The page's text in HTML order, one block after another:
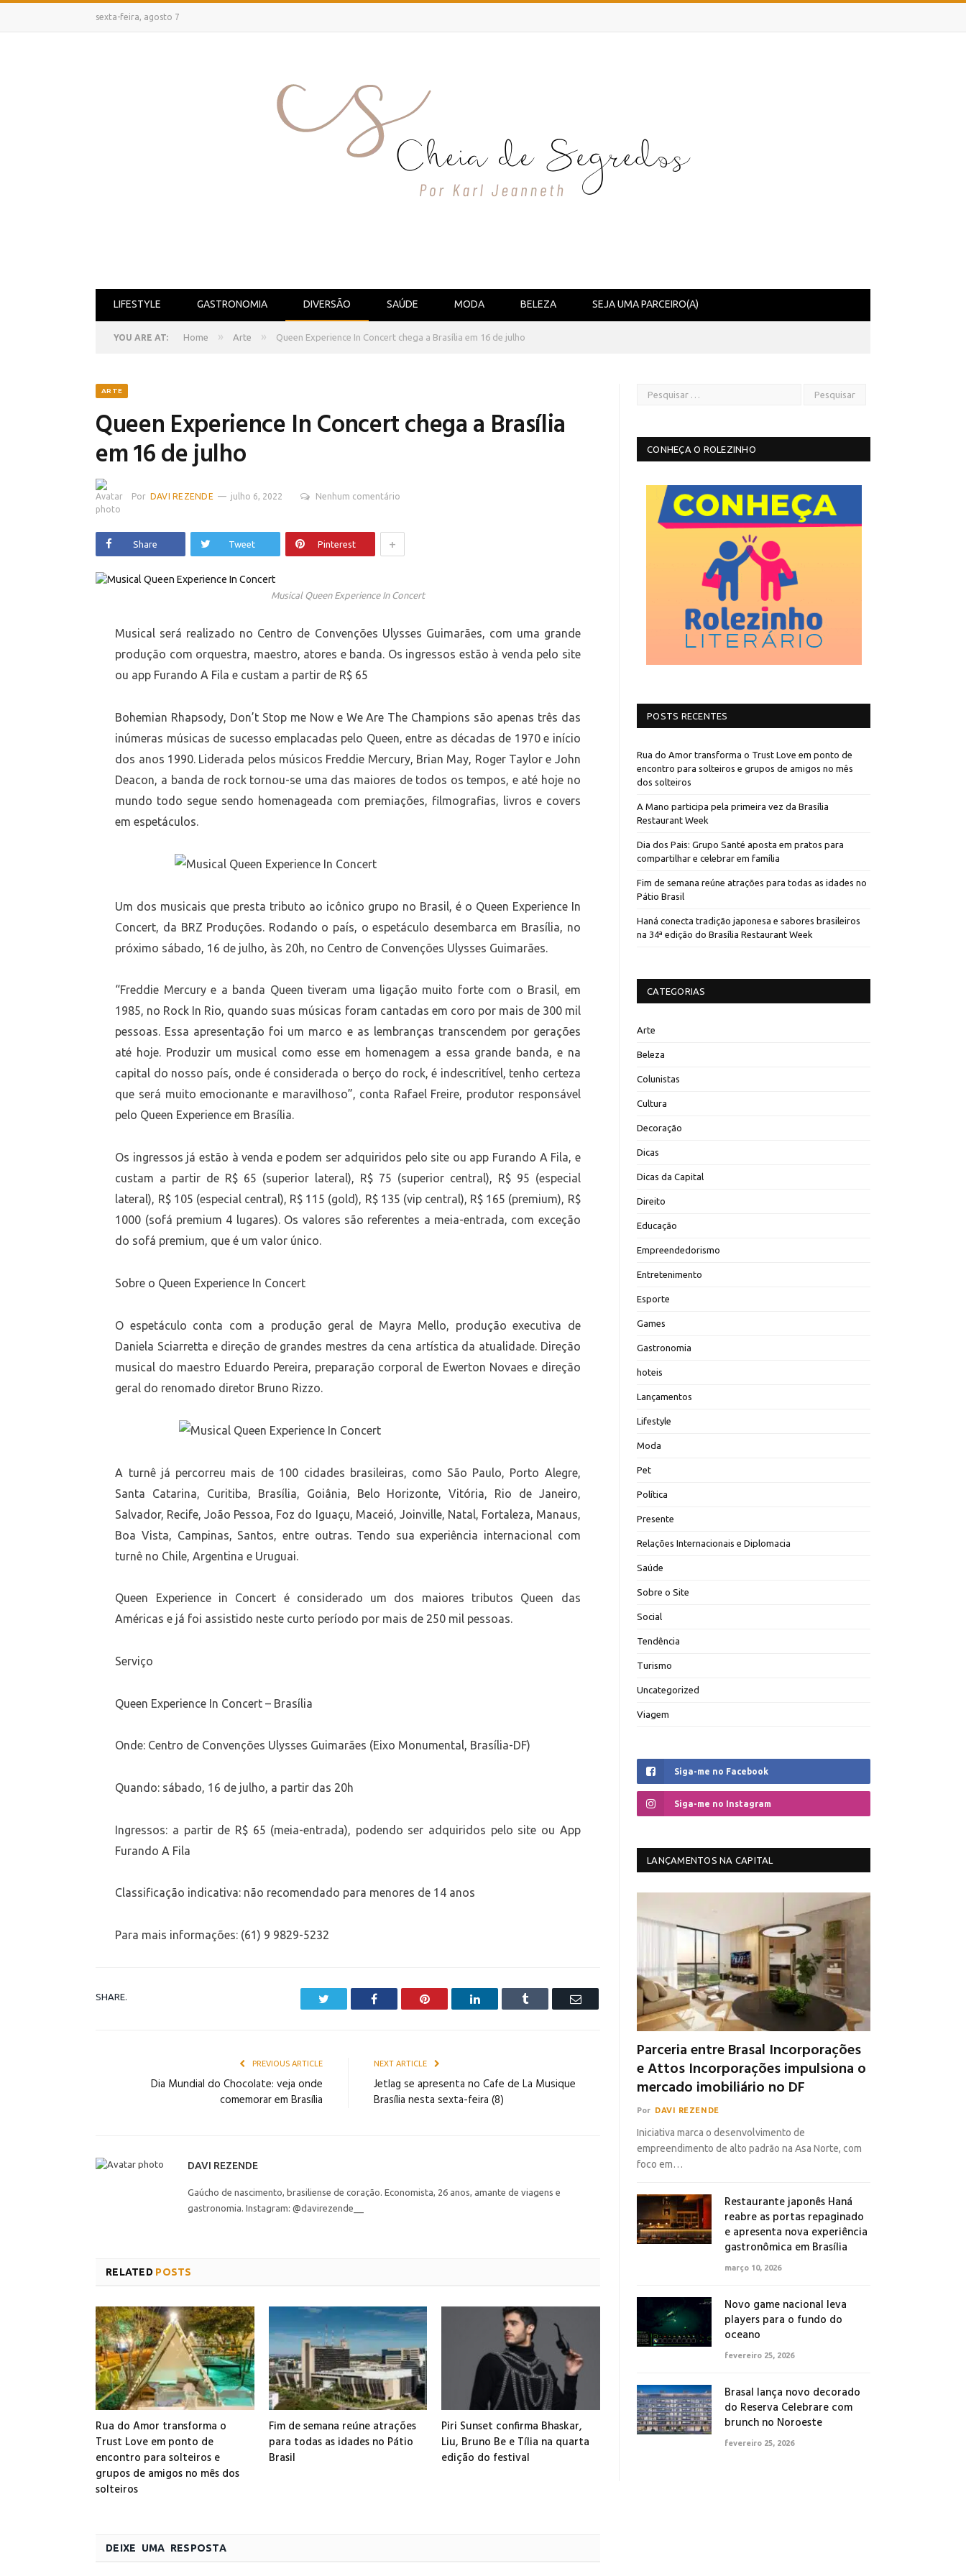
sexta-feira, agosto 7
LIFESTYLE GASTRONOMIA DIVERSÃO SAÚDE MODA BELEZA SEJA UMA PARCEIRO(A)
YOU ARE AT: Home » Arte » Queen Experience In Concert chega a Brasília em 16 de julho
ARTE
Queen Experience In Concert chega a Brasília
em 16 de julho
Por DAVI REZENDE julho 6, 2022 Nenhum comentário
Share Tweet Pinterest +
Musical Queen Experience In Concert
Musical será realizado no Centro de Convenções Ulysses Guimarães, com uma grande
produção com orquestra, maestro, atores e banda. Os ingressos estão à venda pelo site
ou app Furando A Fila e custam a partir de R$ 65
Bohemian Rhapsody, Don’t Stop me Now e We Are The Champions são apenas três das
inúmeras músicas de sucesso emplacadas pelo Queen, entre as décadas de 1970 e início
dos anos 1990. Liderada pelos músicos Freddie Mercury, Brian May, Roger Taylor e John
Deacon, a banda de rock tornou-se uma das maiores de todos os tempos, e até hoje no
mundo todo segue sendo homenageada com premiações, filmografias, livros e covers
em espetáculos.
Um dos musicais que presta tributo ao icônico grupo no Brasil, é o Queen Experience In
Concert, da BRZ Produções. Rodando o país, o espetáculo desembarca em Brasília, no
próximo sábado, 16 de julho, às 20h, no Centro de Convenções Ulysses Guimarães.
“Freddie Mercury e a banda Queen tiveram uma ligação muito forte com o Brasil, em
1985, no Rock In Rio, quando suas músicas foram cantadas em coro por mais de 300 mil
pessoas. Essa apresentação foi um marco e as lembranças transcendem por gerações
até hoje. Produzir um musical como esse em homenagem a essa grande banda, e na
capital do nosso país, onde é considerada o berço do rock, é indescritível, tenho certeza
que será muito emocionante e maravilhoso”, conta Rafael Freire, produtor responsável
pelo Queen Experience em Brasília.
Os ingressos já estão à venda e podem ser adquiridos pelo site ou app Furando A Fila, e
custam a partir de R$ 65 (superior lateral), R$ 75 (superior central), R$ 95 (especial
lateral), R$ 105 (especial central), R$ 115 (gold), R$ 135 (vip central), R$ 165 (premium), R$
1000 (sofá premium 4 lugares). Os valores são referentes a meia-entrada, com exceção
do sofá premium, que é um valor único.
Sobre o Queen Experience In Concert
O espetáculo conta com a produção geral de Mayra Mello, produção executiva de
Daniela Sciarretta e direção de grandes mestres da cena artística da atualidade. Direção
musical do maestro Eduardo Pereira, preparação corporal de Ewerton Novaes e direção
geral do renomado diretor Bruno Rizzo.
A turnê já percorreu mais de 100 cidades brasileiras, como São Paulo, Porto Alegre,
Santa Catarina, Curitiba, Brasília, Goiânia, Belo Horizonte, Vitória, Rio de Janeiro,
Salvador, Recife, João Pessoa, Foz do Iguaçu, Maceió, Joinville, Natal, Fortaleza, Manaus,
Boa Vista, Campinas, Santos, entre outras. Tendo sua experiência internacional com
turnê no Chile, Argentina e Uruguai.
Queen Experience in Concert é considerado um dos maiores tributos Queen das
Américas e já foi assistido neste curto período por mais de 250 mil pessoas.
Serviço
Queen Experience In Concert – Brasília
Onde: Centro de Convenções Ulysses Guimarães (Eixo Monumental, Brasília-DF)
Quando: sábado, 16 de julho, a partir das 20h
Ingressos: a partir de R$ 65 (meia-entrada), podendo ser adquiridos pelo site ou App
Furando A Fila
Classificação indicativa: não recomendado para menores de 14 anos
Para mais informações: (61) 9 9829-5232
SHARE. Facebook Pinterest LinkedIn Tumblr Email
PREVIOUS ARTICLE
Dia Mundial do Chocolate: veja onde
comemorar em Brasília
NEXT ARTICLE
Jetlag se apresenta no Cafe de La Musique
Brasília nesta sexta-feira (8)
DAVI REZENDE
Gaúcho de nascimento, brasiliense de coração. Economista, 26 anos, amante de viagens e
gastronomia. Instagram: @davirezende__
RELATED POSTS
Rua do Amor transforma o
Trust Love em ponto de
encontro para solteiros e
grupos de amigos no mês dos
solteiros
Fim de semana reúne atrações
para todas as idades no Pátio
Brasil
Piri Sunset confirma Bhaskar,
Liu, Bruno Be e Tília na quarta
edição do festival
DEIXE UMA RESPOSTA
CONHEÇA O ROLEZINHO
POSTS RECENTES
Rua do Amor transforma o Trust Love em ponto de
encontro para solteiros e grupos de amigos no mês
dos solteiros
A Mano participa pela primeira vez da Brasília
Restaurant Week
Dia dos Pais: Grupo Santé aposta em pratos para
compartilhar e celebrar em família
Fim de semana reúne atrações para todas as idades no
Pátio Brasil
Haná conecta tradição japonesa e sabores brasileiros
na 34ª edição do Brasília Restaurant Week
CATEGORIAS
Arte
Beleza
Colunistas
Cultura
Decoração
Dicas
Dicas da Capital
Direito
Educação
Empreendedorismo
Entretenimento
Esporte
Games
Gastronomia
hoteis
Lançamentos
Lifestyle
Moda
Pet
Política
Presente
Relações Internacionais e Diplomacia
Saúde
Sobre o Site
Social
Tendência
Turismo
Uncategorized
Viagem
Siga-me no Facebook
Siga-me no Instagram
LANÇAMENTOS NA CAPITAL
Parceria entre Brasal Incorporações
e Attos Incorporações impulsiona o
mercado imobiliário no DF
Por DAVI REZENDE
Iniciativa marca o desenvolvimento de
empreendimento de alto padrão na Asa Norte, com
foco em…
Restaurante japonês Haná
reabre as portas repaginado
e apresenta nova experiência
gastronômica em Brasília
março 10, 2026
Novo game nacional leva
players para o fundo do
oceano
fevereiro 25, 2026
Brasal lança novo decorado
do Reserva Celebrare com
brunch no Noroeste
fevereiro 25, 2026